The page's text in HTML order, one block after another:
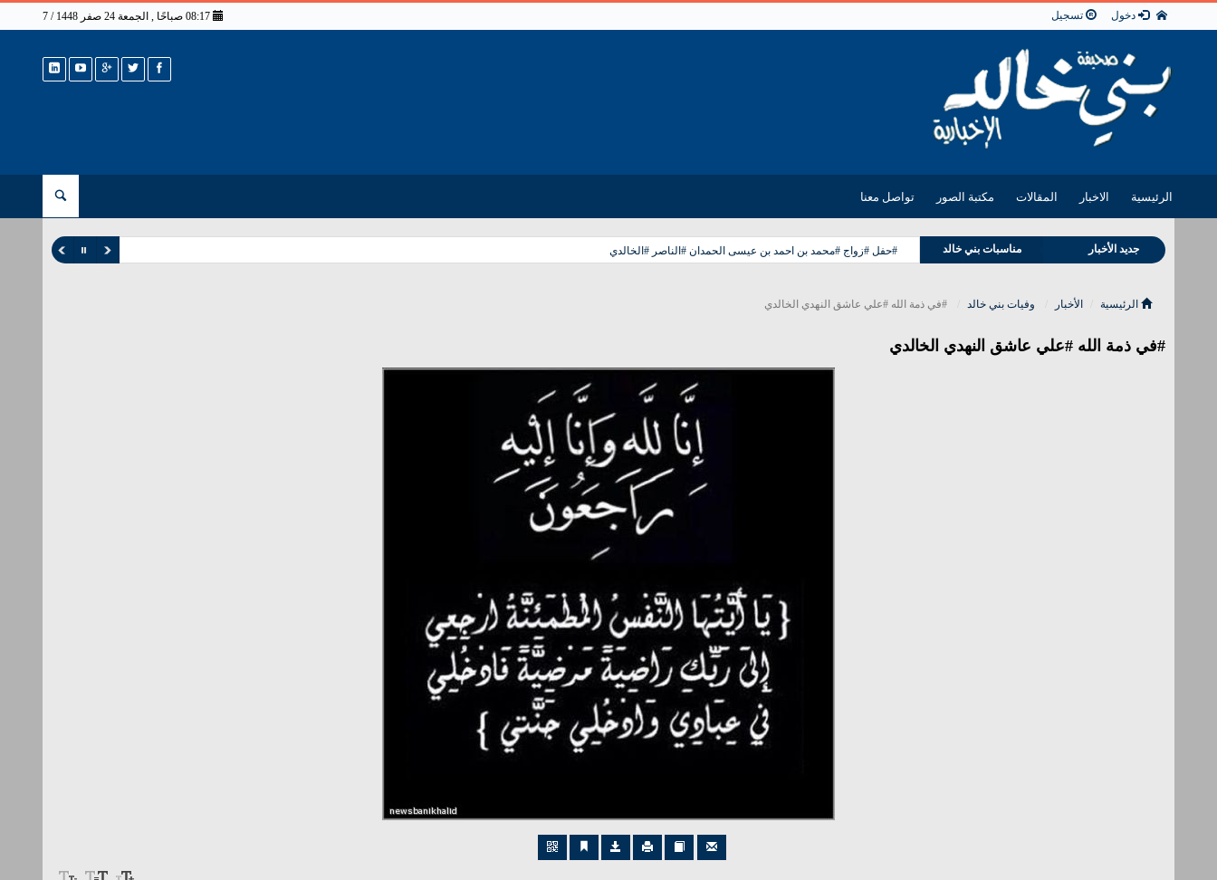
دخول تسجيل
الرئيسية الاخبار المقالات مكتبة الصور تواصل معنا
جديد الأخبار مناسبات بني خالد #حفل #زواج #محمد بن احمد بن عيسى الحمدان #الناصر #الخالدي
الرئيسية الأخبار وفيات بني خالد #في ذمة الله #علي عاشق النهدي الخالدي
#في ذمة الله #علي عاشق النهدي الخالدي